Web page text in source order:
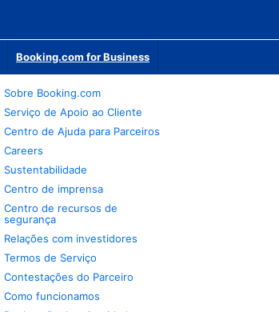
Booking.com for Business
Sobre Booking.com
Serviço de Apoio ao Cliente
Centro de Ajuda para Parceiros
Careers
Sustentabilidade
Centro de imprensa
Centro de recursos de
segurança
Relações com investidores
Termos de Serviço
Contestações do Parceiro
Como funcionamos